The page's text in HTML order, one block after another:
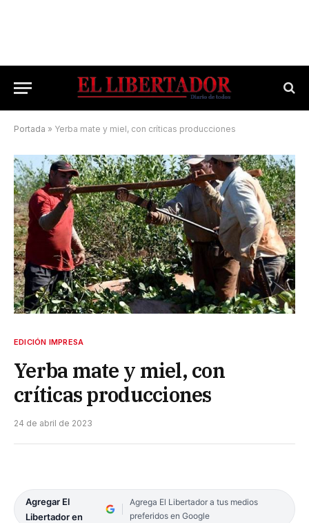
Portada » Yerba mate y miel, con críticas producciones
EDICIÓN IMPRESA
Yerba mate y miel, con
críticas producciones
24 de abril de 2023
Agregar El
Libertador en
Agrega El Libertador a tus medios
preferidos en Google